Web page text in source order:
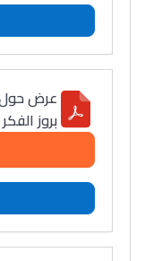
عرض حول
بروز الفكر